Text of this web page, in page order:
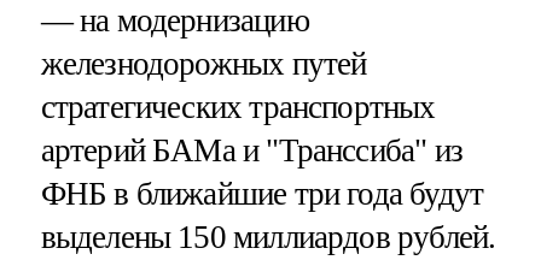
— на модернизацию
железнодорожных путей
стратегических транспортных
артерий БАМа и "Транссиба" из
ФНБ в ближайшие три года будут
выделены 150 миллиардов рублей.